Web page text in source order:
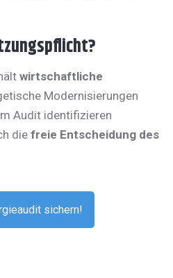
wirtschaftliche
Modernisierungen
Audit identifizieren
die freie Entscheidung des
sichern!